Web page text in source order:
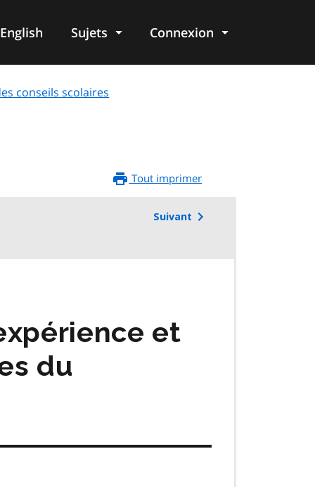
English Sujets Connexion
conseils scolaires
Tout imprimer
Suivant
et
du